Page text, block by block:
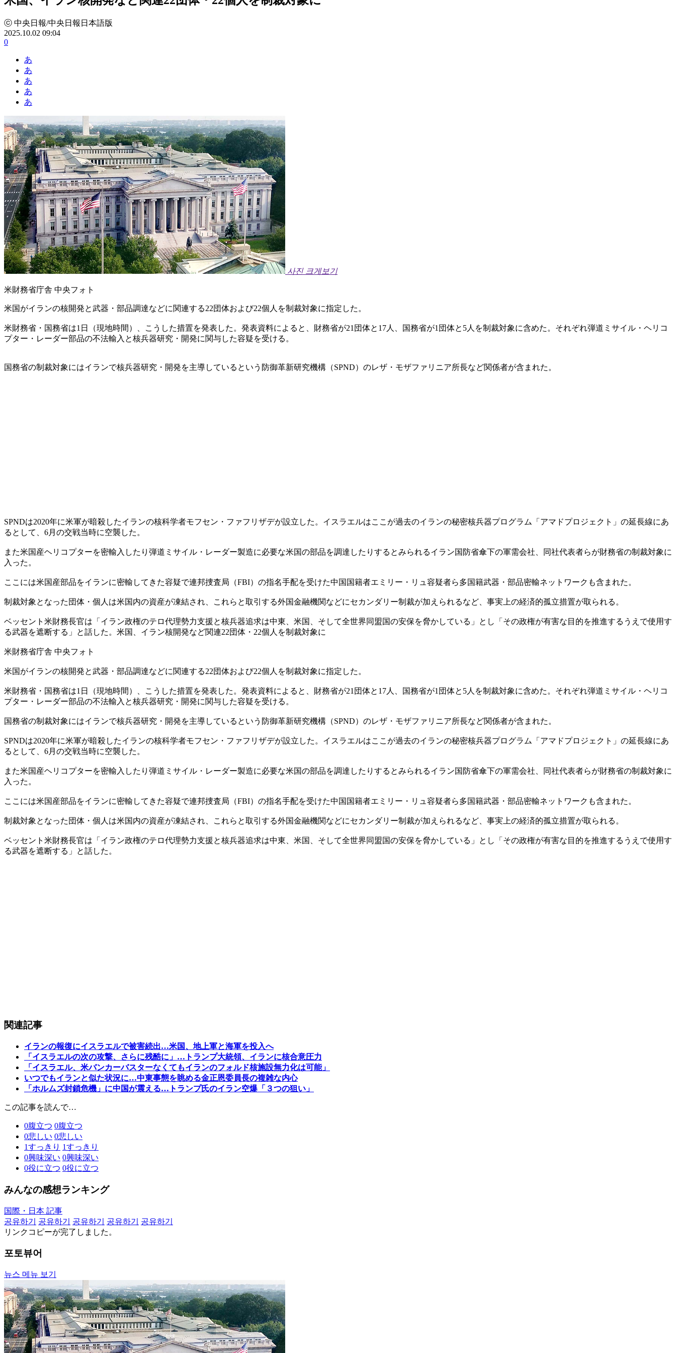
ⓒ 中央日報/中央日報日本語版
2025.10.02 09:04
0
あ
あ
あ
あ
あ
사진 크게보기
米財務省庁舎 中央フォト
米国がイランの核開発と武器・部品調達などに関連する22団体および22個人を制裁対象に指定した。
米財務省・国務省は1日（現地時間）、こうした措置を発表した。発表資料によると、財務省が21団体と17人、国務省が1団体と5人を制裁対象に含めた。それぞれ弾道ミサイル・ヘリコ
プター・レーダー部品の不法輸入と核兵器研究・開発に関与した容疑を受ける。
国務省の制裁対象にはイランで核兵器研究・開発を主導しているという防御革新研究機構（SPND）のレザ・モザファリニア所長など関係者が含まれた。
SPNDは2020年に米軍が暗殺したイランの核科学者モフセン・ファフリザデが設立した。イスラエルはここが過去のイランの秘密核兵器プログラム「アマドプロジェクト」の延長線にあ
るとして、6月の交戦当時に空襲した。
また米国産ヘリコプターを密輸入したり弾道ミサイル・レーダー製造に必要な米国の部品を調達したりするとみられるイラン国防省傘下の軍需会社、同社代表者らが財務省の制裁対象に
入った。
ここには米国産部品をイランに密輸してきた容疑で連邦捜査局（FBI）の指名手配を受けた中国国籍者エミリー・リュ容疑者ら多国籍武器・部品密輸ネットワークも含まれた。
制裁対象となった団体・個人は米国内の資産が凍結され、これらと取引する外国金融機関などにセカンダリー制裁が加えられるなど、事実上の経済的孤立措置が取られる。
ベッセント米財務長官は「イラン政権のテロ代理勢力支援と核兵器追求は中東、米国、そして全世界同盟国の安保を脅かしている」とし「その政権が有害な目的を推進するうえで使用す
る武器を遮断する」と話した。米国、イラン核開発など関連22団体・22個人を制裁対象に
米財務省庁舎 中央フォト
米国がイランの核開発と武器・部品調達などに関連する22団体および22個人を制裁対象に指定した。
米財務省・国務省は1日（現地時間）、こうした措置を発表した。発表資料によると、財務省が21団体と17人、国務省が1団体と5人を制裁対象に含めた。それぞれ弾道ミサイル・ヘリコ
プター・レーダー部品の不法輸入と核兵器研究・開発に関与した容疑を受ける。
国務省の制裁対象にはイランで核兵器研究・開発を主導しているという防御革新研究機構（SPND）のレザ・モザファリニア所長など関係者が含まれた。
SPNDは2020年に米軍が暗殺したイランの核科学者モフセン・ファフリザデが設立した。イスラエルはここが過去のイランの秘密核兵器プログラム「アマドプロジェクト」の延長線にあ
るとして、6月の交戦当時に空襲した。
また米国産ヘリコプターを密輸入したり弾道ミサイル・レーダー製造に必要な米国の部品を調達したりするとみられるイラン国防省傘下の軍需会社、同社代表者らが財務省の制裁対象に
入った。
ここには米国産部品をイランに密輸してきた容疑で連邦捜査局（FBI）の指名手配を受けた中国国籍者エミリー・リュ容疑者ら多国籍武器・部品密輸ネットワークも含まれた。
制裁対象となった団体・個人は米国内の資産が凍結され、これらと取引する外国金融機関などにセカンダリー制裁が加えられるなど、事実上の経済的孤立措置が取られる。
ベッセント米財務長官は「イラン政権のテロ代理勢力支援と核兵器追求は中東、米国、そして全世界同盟国の安保を脅かしている」とし「その政権が有害な目的を推進するうえで使用す
る武器を遮断する」と話した。
関連記事
イランの報復にイスラエルで被害続出…米国、地上軍と海軍を投入へ
「イスラエルの次の攻撃、さらに残酷に」…トランプ大統領、イランに核合意圧力
「イスラエル、米バンカーバスターなくてもイランのフォルド核施設無力化は可能」
いつでもイランと似た状況に…中東事態を眺める金正恩委員長の複雑な内心
「ホルムズ封鎖危機」に中国が震える…トランプ氏のイラン空爆「３つの狙い」
この記事を読んで…
0腹立つ 0腹立つ
0悲しい 0悲しい
1すっきり 1すっきり
0興味深い 0興味深い
0役に立つ 0役に立つ
みんなの感想ランキング
国際・日本 記事
공유하기
공유하기 공유하기 공유하기
공유하기
リンクコピーが完了しました。
포토뷰어
뉴스 메뉴 보기